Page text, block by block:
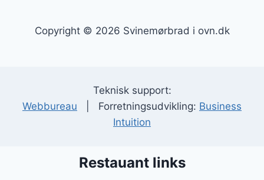
Copyright © 2026 Svinemørbrad i ovn.dk
Teknisk support:
Webbureau | Forretningsudvikling: Business
Intuition
Restauant links